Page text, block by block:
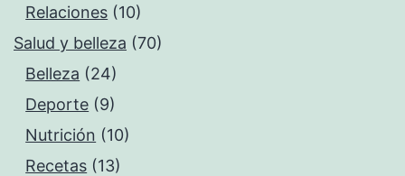
Relaciones (10)
Salud y belleza (70)
Belleza (24)
Deporte (9)
Nutrición (10)
Recetas (13)